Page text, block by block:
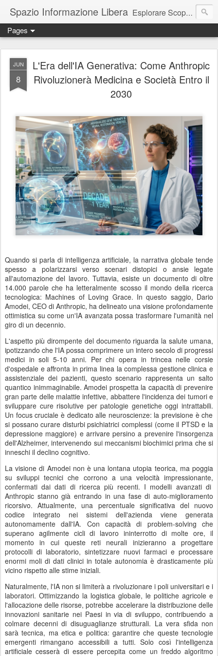
Spazio Informazione Libera Esplorare Scoprire Creare
Escursioni, viaggi, arte, tecnologia, attualità
Pages
JUN
8
L'Era dell'IA Generativa: Come Anthropic
Rivoluzionerà Medicina e Società Entro il
2030
Quando si parla di intelligenza artificiale, la narrativa globale tende
spesso a polarizzarsi verso scenari distopici o ansie legate
all'automazione del lavoro. Tuttavia, esiste un documento di oltre
14.000 parole che ha letteralmente scosso il mondo della ricerca
tecnologica: Machines of Loving Grace. In questo saggio, Dario
Amodei, CEO di Anthropic, ha delineato una visione profondamente
ottimistica su come un'IA avanzata possa trasformare l'umanità nel
giro di un decennio.
L'aspetto più dirompente del documento riguarda la salute umana,
ipotizzando che l'IA possa comprimere un intero secolo di progressi
medici in soli 5-10 anni. Per chi opera in trincea nelle corsie
d'ospedale e affronta in prima linea la complessa gestione clinica e
assistenziale dei pazienti, questo scenario rappresenta un salto
quantico inimmaginabile. Amodei prospetta la capacità di prevenire
gran parte delle malattie infettive, abbattere l'incidenza dei tumori e
sviluppare cure risolutive per patologie genetiche oggi intrattabili.
Un focus cruciale è dedicato alle neuroscienze: la previsione è che
si possano curare disturbi psichiatrici complessi (come il PTSD e la
depressione maggiore) e arrivare persino a prevenire l'insorgenza
dell'Alzheimer, intervenendo sui meccanismi biochimici prima che si
inneschi il declino cognitivo.
La visione di Amodei non è una lontana utopia teorica, ma poggia
su sviluppi tecnici che corrono a una velocità impressionante,
confermati dai dati di ricerca più recenti. I modelli avanzati di
Anthropic stanno già entrando in una fase di auto-miglioramento
ricorsivo. Attualmente, una percentuale significativa del nuovo
codice integrato nei sistemi dell'azienda viene generata
autonomamente dall'IA. Con capacità di problem-solving che
superano agilmente cicli di lavoro ininterrotto di molte ore, il
momento in cui queste reti neurali inizieranno a progettare
protocolli di laboratorio, sintetizzare nuovi farmaci e processare
enormi moli di dati clinici in totale autonomia è drasticamente più
vicino rispetto alle stime iniziali.
Naturalmente, l'IA non si limiterà a rivoluzionare i poli universitari e i
laboratori. Ottimizzando la logistica globale, le politiche agricole e
l'allocazione delle risorse, potrebbe accelerare la distribuzione delle
innovazioni sanitarie nei Paesi in via di sviluppo, contribuendo a
colmare decenni di disuguaglianze strutturali. La vera sfida non
sarà tecnica, ma etica e politica: garantire che queste tecnologie
emergenti rimangano accessibili a tutti. Solo così l'intelligenza
artificiale cesserà di essere percepita come un freddo algoritmo